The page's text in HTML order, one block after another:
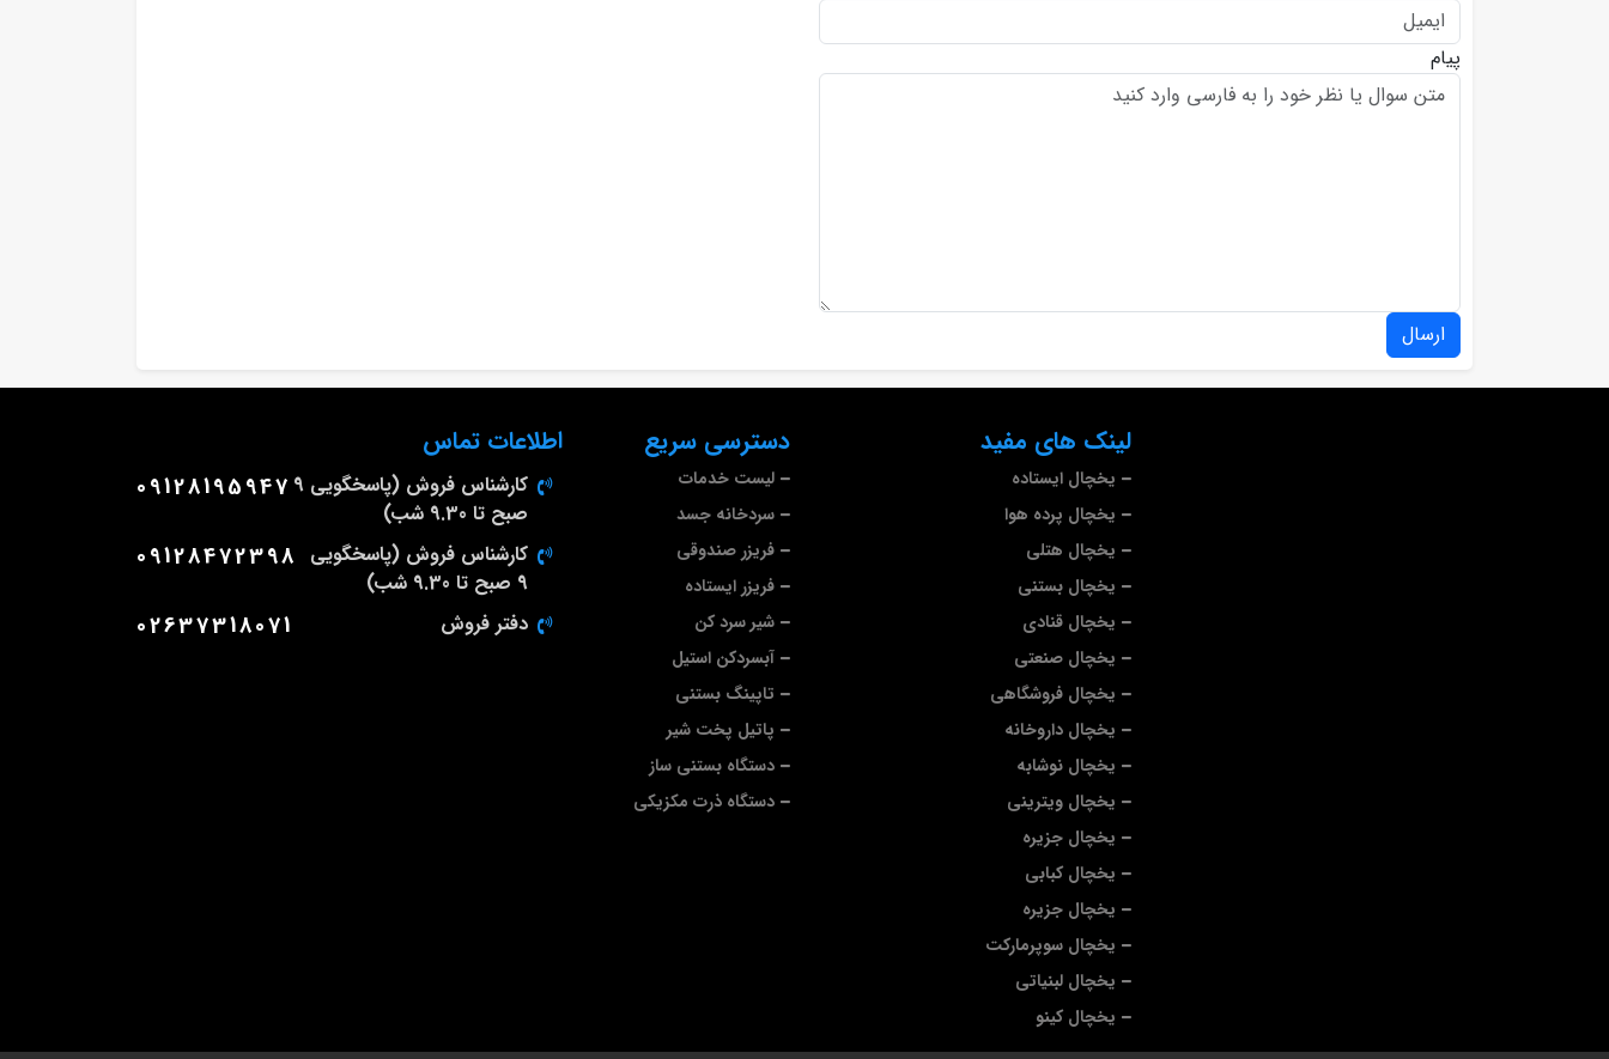
پیام
ارسال
لینک های مفید
یخچال ایستاده
یخچال پرده هوا
یخچال هتلی
یخچال بستنی
یخچال قنادی
یخچال صنعتی
یخچال فروشگاهی
یخچال داروخانه
یخچال نوشابه
یخچال ویترینی
یخچال جزیره
یخچال کبابی
یخچال جزیره
یخچال سوپرمارکت
یخچال لبنیاتی
یخچال کینو
دسترسی سریع
لیست خدمات
سردخانه جسد
فریزر صندوقی
فریزر ایستاده
شیر سرد کن
آبسردکن استیل
تاپینگ بستنی
پاتیل پخت شیر
دستگاه بستنی ساز
دستگاه ذرت مکزیکی
اطلاعات تماس
کارشناس فروش (پاسخگویی 9
صبح تا 9.30 شب)
09128195947
کارشناس فروش (پاسخگویی
9 صبح تا 9.30 شب)
09128472398
دفتر فروش 02637318071